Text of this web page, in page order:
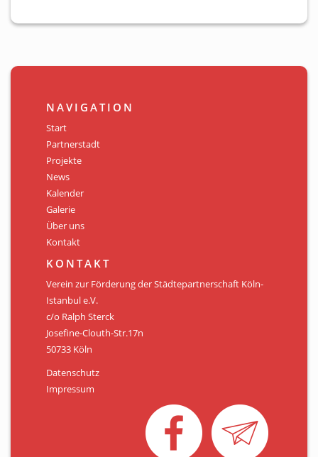
NAVIGATION
Start
Partnerstadt
Projekte
News
Kalender
Galerie
Über uns
Kontakt
KONTAKT
Verein zur Förderung der Städtepartnerschaft Köln-
Istanbul e.V.
c/o Ralph Sterck
Josefine-Clouth-Str.17n
50733 Köln
Datenschutz
Impressum